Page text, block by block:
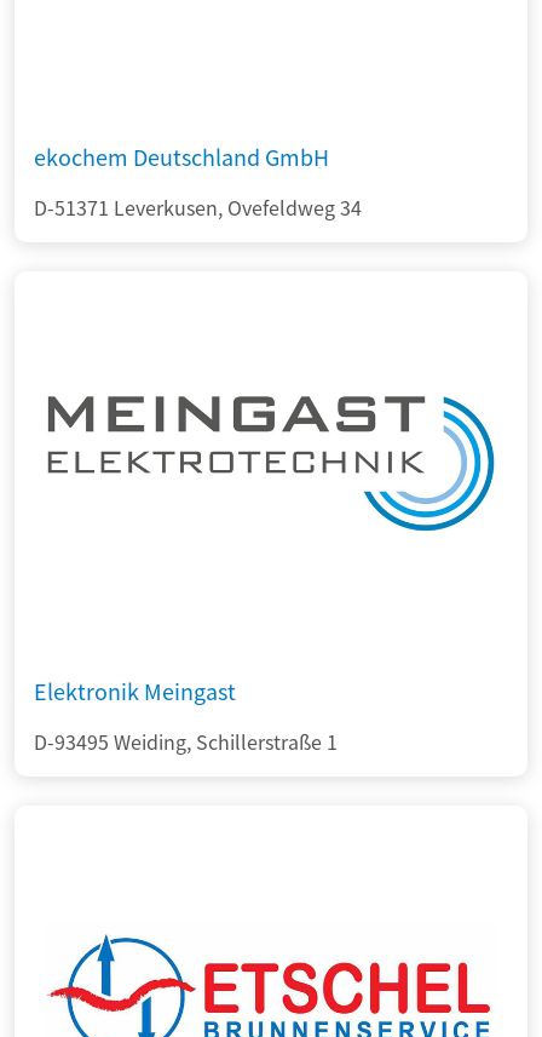
ekochem Deutschland GmbH
D-51371 Leverkusen, Ovefeldweg 34
Elektronik Meingast
D-93495 Weiding, Schillerstraße 1